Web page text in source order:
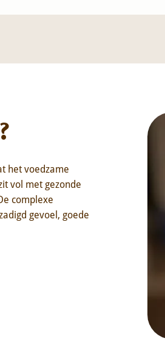
het voedzame
vol met gezonde
complexe
gevoel, goede